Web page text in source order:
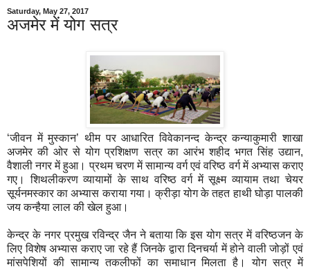
Saturday, May 27, 2017
अजमेर में योग सत्र
‘जीवन में मुस्कान’ थीम पर आधारित विवेकानन्द केन्द्र कन्याकुमारी शाखा
अजमेर की ओर से योग प्रशिक्षण सत्र का आरंभ शहीद भगत सिंह उद्यान,
वैशाली नगर में हुआ। प्रथम चरण में सामान्य वर्ग एवं वरिष्ठ वर्ग में अभ्यास कराए
गए। शिथलीकरण व्यायामों के साथ वरिष्ठ वर्ग में सूक्ष्म व्यायाम तथा चेयर
सूर्यनमस्कार का अभ्यास कराया गया। क्रीड़ा योग के तहत हाथी घोड़ा पालकी
जय कन्हैया लाल की खेल हुआ।
केन्द्र के नगर प्रमुख रविन्द्र जैन ने बताया कि इस योग सत्र में वरिष्ठजन के
लिए विशेष अभ्यास कराए जा रहे हैं जिनके द्वारा दिनचर्या में होने वाली जोड़ों एवं
मांसपेशियों की सामान्य तकलीफों का समाधान मिलता है। योग सत्र में